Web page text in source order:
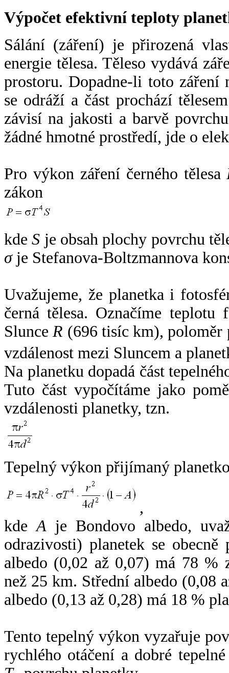
Výpočet efektivní teploty
Sálání (záření) je přirozená
energie tělesa. Těleso vydává
prostoru. Dopadne-li toto záření
se odráží a část prochází
závisí na jakosti a barvě
žádné hmotné prostředí, jde o
Pro výkon záření černého tělesa
zákon
kdeS je obsah plochy povrchu
σje Stefanova-Boltzmannova
Uvažujeme, že planetka i
černá tělesa. Označíme
SlunceR (696 tisíc km),
vzdálenost mezi Sluncem a
Na planetku dopadá část
Tuto část vypočítáme jako
vzdálenosti planetky, tzn.
Tepelný výkon přijímaný
,
kdeA je Bondovo albedo,
odrazivosti) planetek se
albedo (0,02 až 0,07) má 78 %
než 25 km. Střední albedo (0,08
albedo (0,13 až 0,28) má 18 %
Tento tepelný výkon vyzařuje
rychlého otáčení a dobré